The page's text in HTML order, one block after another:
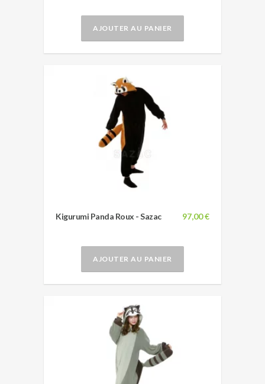
AJOUTER AU PANIER
97,00 €
Kigurumi Panda Roux - Sazac
AJOUTER AU PANIER